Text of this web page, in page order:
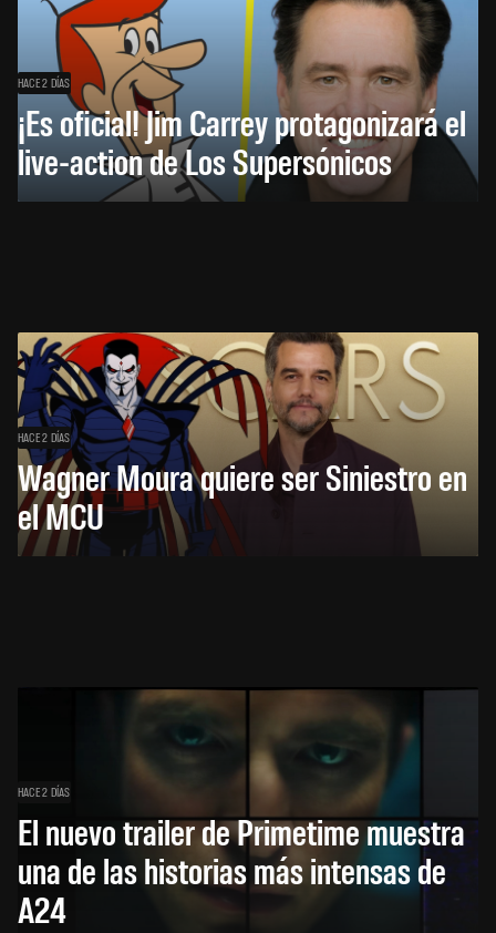
HACE 2 DÍAS
¡Es oficial! Jim Carrey protagonizará el
live-action de Los Supersónicos
HACE 2 DÍAS
Wagner Moura quiere ser Siniestro en
el MCU
HACE 2 DÍAS
El nuevo trailer de Primetime muestra
una de las historias más intensas de
A24